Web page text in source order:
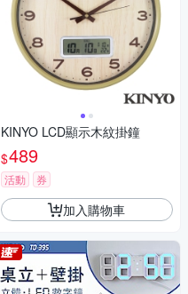
KINYO LCD顯示木紋掛鐘
$489
活動 券
加入購物車